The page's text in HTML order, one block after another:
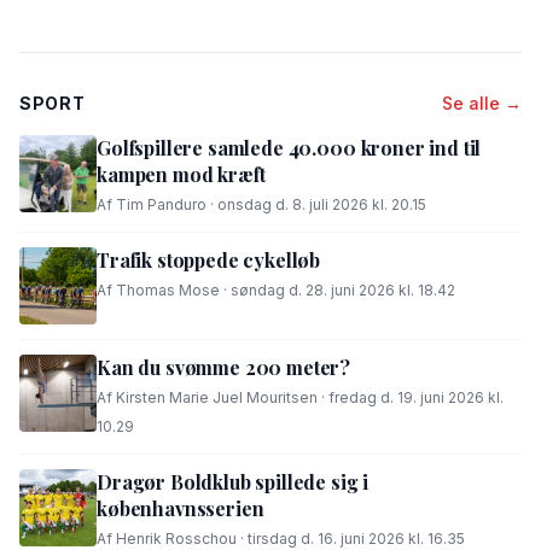
SPORT Se alle →
Golfspillere samlede 40.000 kroner ind til
kampen mod kræft
Af Tim Panduro · onsdag d. 8. juli 2026 kl. 20.15
Trafik stoppede cykelløb
Af Thomas Mose · søndag d. 28. juni 2026 kl. 18.42
Kan du svømme 200 meter?
Af Kirsten Marie Juel Mouritsen · fredag d. 19. juni 2026 kl.
10.29
Dragør Boldklub spillede sig i
københavnsserien
Af Henrik Rosschou · tirsdag d. 16. juni 2026 kl. 16.35